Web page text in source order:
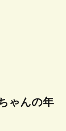
ゃんの年